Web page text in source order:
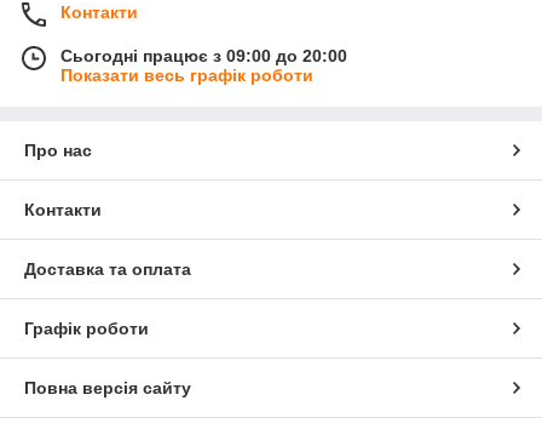
Контакти
Сьогодні працює з 09:00 до 20:00
Показати весь графік роботи
Про нас
Контакти
Доставка та оплата
Графік роботи
Повна версія сайту